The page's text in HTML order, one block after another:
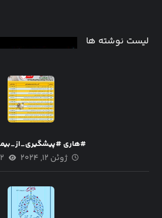
لیست نوشته ها
#هاری
ژوئن ۱۲, ۲۰۲۴